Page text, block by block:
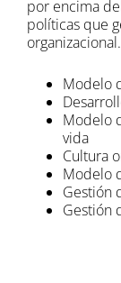
por encima
políticas que
organizacional.
Modelo
Modelo
vida
Cultura
Modelo
Gestión
Gestión